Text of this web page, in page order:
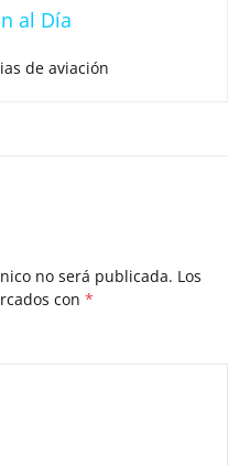
al Día
de aviación
no será publicada. Los
con *